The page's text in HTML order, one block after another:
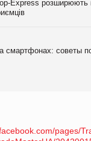
Express розширюють
смартфонах: советы